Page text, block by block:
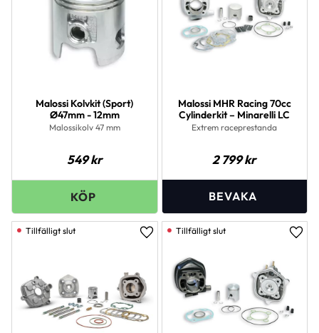
Malossi Kolvkit (Sport)
Ø47mm - 12mm
Malossikolv 47 mm
549kr
Malossi MHR Racing 70cc
Cylinderkit – Minarelli LC
Extrem raceprestanda
2 799kr
Lägg till i favoriter